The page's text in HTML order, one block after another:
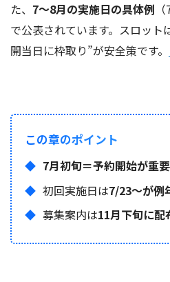
た、 7～8月の実施日の具体例
で公表されています。スロット
開当日に枠取り”が安全策です。
この章のポイント
7月初旬＝予約開始が重
初回実施日は7/23～が例
募集案内は11月下旬に配